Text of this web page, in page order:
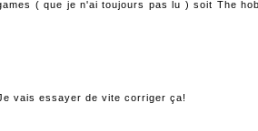
( que je n'ai toujours pas lu ) soit The
vais essayer de vite corriger ça!